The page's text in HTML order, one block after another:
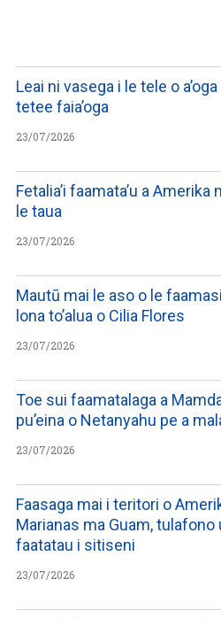
Leai ni vasega i le tele o
tetee faia’oga
23/07/2026
Fetalia’i faamata’u a
le taua
23/07/2026
Mautū mai le aso o le
lona to’alua o Cilia Flores
23/07/2026
Toe sui faamatalaga a
pu’eina o Netanyahu pe a
23/07/2026
Faasaga mai i teritori o
Marianas ma Guam, tulafono
faatatau i sitiseni
23/07/2026